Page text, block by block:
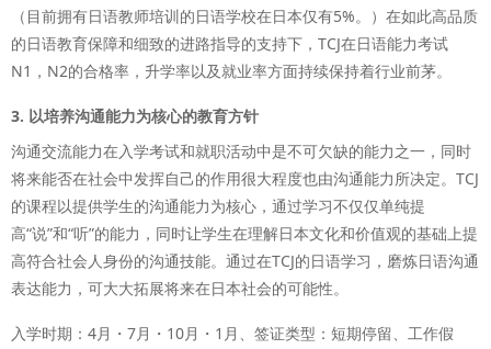
（目前拥有日语教师培训的日语学校在日本仅有5%。）在如此高品质
的日语教育保障和细致的进路指导的支持下，TCJ在日语能力考试
N1，N2的合格率，升学率以及就业率方面持续保持着行业前茅。
3. 以培养沟通能力为核心的教育方针
沟通交流能力在入学考试和就职活动中是不可欠缺的能力之一，同时
将来能否在社会中发挥自己的作用很大程度也由沟通能力所决定。TCJ
的课程以提供学生的沟通能力为核心，通过学习不仅仅单纯提
高“说”和“听”的能力，同时让学生在理解日本文化和价值观的基础上提
高符合社会人身份的沟通技能。通过在TCJ的日语学习，磨炼日语沟通
表达能力，可大大拓展将来在日本社会的可能性。
入学时期：4月・7月・10月・1月、签证类型：短期停留、工作假